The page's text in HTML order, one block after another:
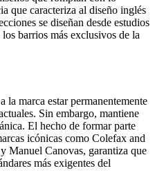
que caracteriza al diseño inglés
se diseñan desde estudios
barrios más exclusivos de la
la marca estar permanentemente
Sin embargo, mantiene
El hecho de formar parte
icónicas como Colefax and
Manuel Canovas, garantiza que
más exigentes del